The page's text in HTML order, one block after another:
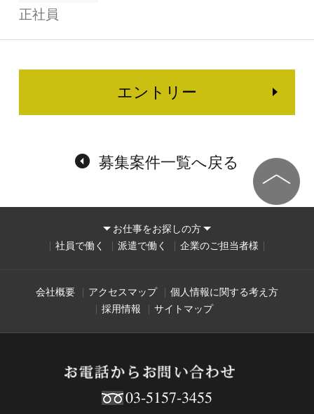
正社員
エントリー
募集案件一覧へ戻る
お仕事をお探しの方
社員で働く
派遣で働く 企業のご担当者様
会社概要 アクセスマップ
個人情報に関する考え方
採用情報
サイトマップ
03-5157-3455